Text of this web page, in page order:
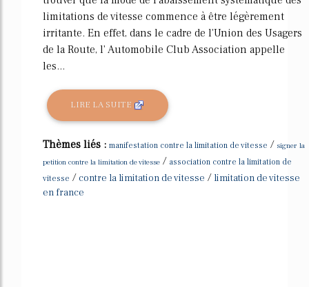
limitations de vitesse commence à être légèrement
irritante. En effet, dans le cadre de l'Union des Usagers
de la Route, l' Automobile Club Association appelle
les...
LIRE LA SUITE
Thèmes liés : manifestation contre la limitation de vitesse / signer la
petition contre la limitation de vitesse / association contre la limitation de
vitesse / contre la limitation de vitesse / limitation de vitesse
en france